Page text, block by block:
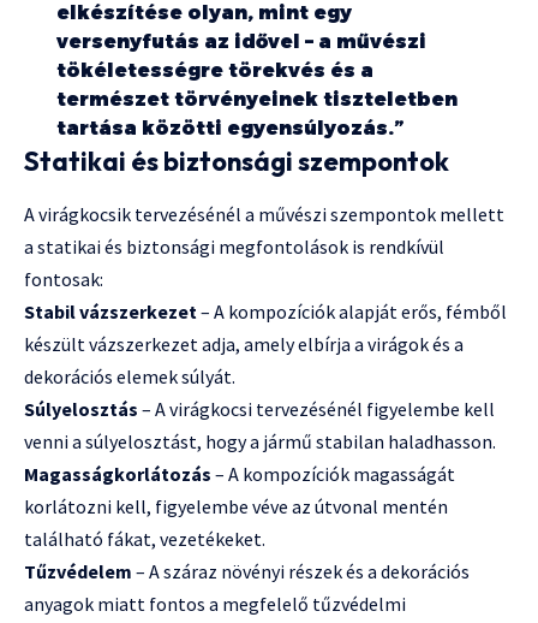
elkészítése olyan, mint egy
versenyfutás az idővel – a művészi
tökéletességre törekvés és a
természet törvényeinek tiszteletben
tartása közötti egyensúlyozás.”
Statikai és biztonsági szempontok
A virágkocsik tervezésénél a művészi szempontok mellett
a statikai és biztonsági megfontolások is rendkívül
fontosak:
Stabil vázszerkezet– A kompozíciók alapját erős, fémből
készült vázszerkezet adja, amely elbírja a virágok és a
dekorációs elemek súlyát.
Súlyelosztás – A virágkocsi tervezésénél figyelembe kell
venni a súlyelosztást, hogy a jármű stabilan haladhasson.
Magasságkorlátozás – A kompozíciók magasságát
korlátozni kell, figyelembe véve az útvonal mentén
található fákat, vezetékeket.
Tűzvédelem – A száraz növényi részek és a dekorációs
anyagok miatt fontos a megfelelő tűzvédelmi